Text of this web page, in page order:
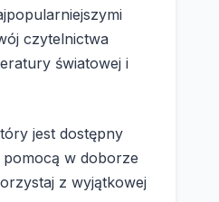
czytelnictwa
światowej i
jest dostępny
pomocą w doborze
z wyjątkowej